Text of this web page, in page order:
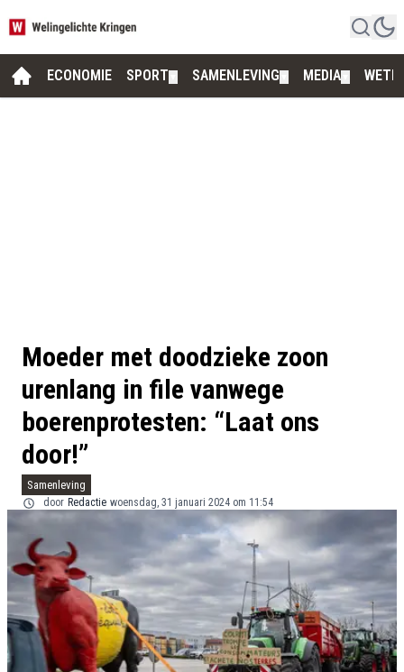
ECONOMIE SPORT SAMENLEVING MEDIA
Moeder met doodzieke zoon
urenlang in file vanwege
boerenprotesten: “Laat ons
door!”
Samenleving
door Redactie woensdag, 31 januari 2024 om 11:54